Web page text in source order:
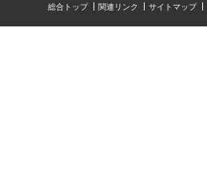
総合トップ 関連リンク サイトマップ